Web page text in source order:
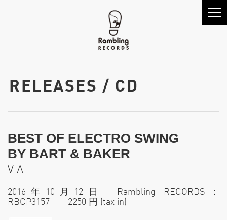
RELEASES / CD
BEST OF ELECTRO SWING
BY BART & BAKER
V.A.
2016年10月12日 Rambling RECORDS：
RBCP3157 2250 円 (tax in)